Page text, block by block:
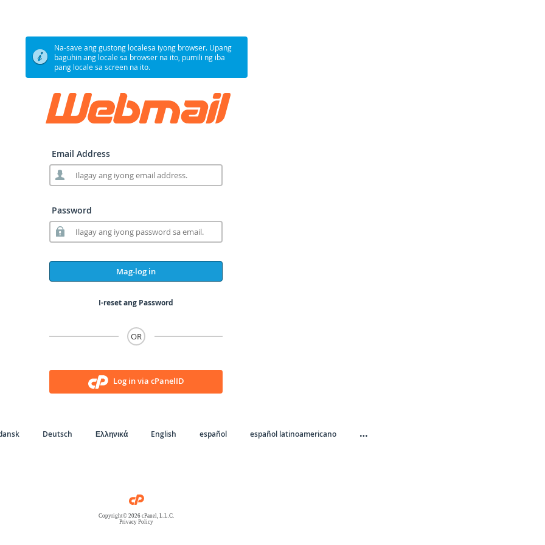
Na-save ang gustong localesa iyong browser. Upang
baguhin ang locale sa browser na ito, pumili ng iba
pang locale sa screen na ito.
Email Address
Password
Mag-log in
I-reset ang Password
OR
Log in via cPanelID
Deutsch Ελληνικά English español español latinoamericano …
Copyright© 2026 cPanel, L.L.C.
Privacy Policy